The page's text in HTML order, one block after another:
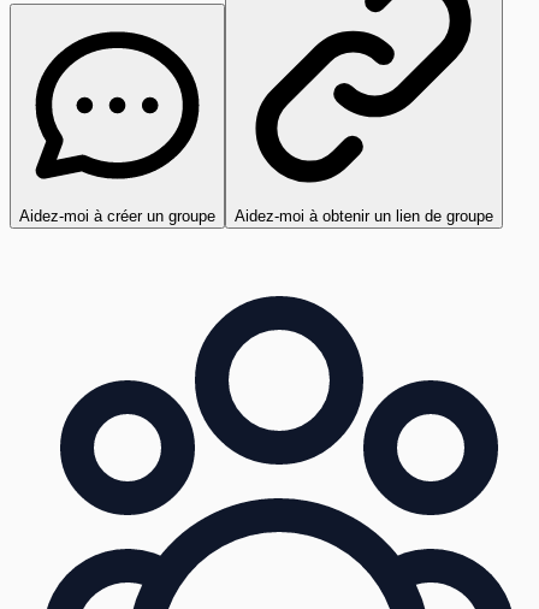
Aidez-moi à créer un groupe Aidez-moi à obtenir un lien de groupe